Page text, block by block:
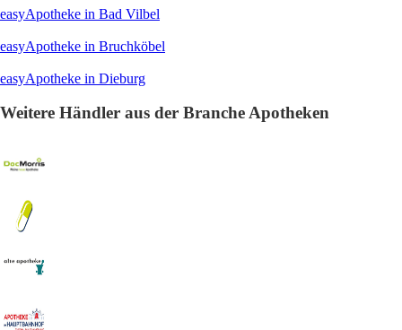
easyApotheke in Bad Vilbel
easyApotheke in Bruchköbel
easyApotheke in Dieburg
Weitere Händler aus der Branche Apotheken